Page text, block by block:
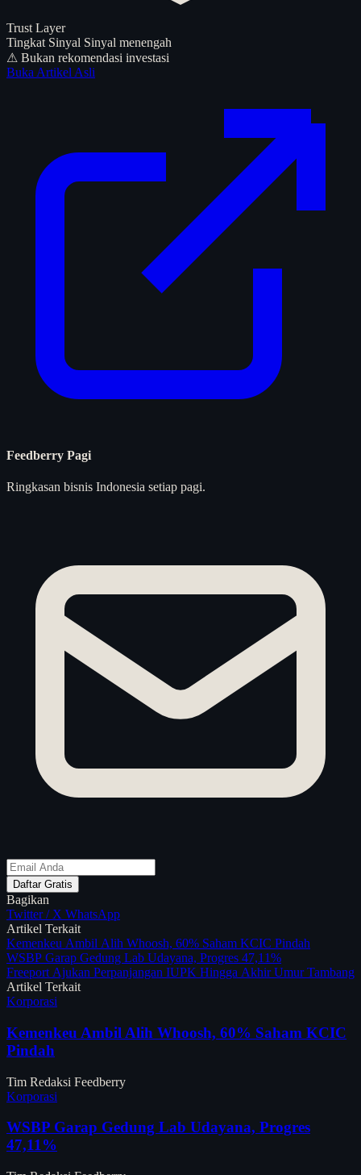
Trust Layer
Tingkat Sinyal Sinyal menengah
⚠ Bukan rekomendasi investasi
Buka Artikel Asli
Feedberry Pagi
Ringkasan bisnis Indonesia setiap pagi.
Daftar Gratis
Bagikan
Twitter / X WhatsApp
Artikel Terkait
Kemenkeu Ambil Alih Whoosh, 60% Saham KCIC Pindah
WSBP Garap Gedung Lab Udayana, Progres 47,11%
Freeport Ajukan Perpanjangan IUPK Hingga Akhir Umur Tambang
Artikel Terkait
Korporasi
Kemenkeu Ambil Alih Whoosh, 60% Saham KCIC
Pindah
Tim Redaksi Feedberry
Korporasi
WSBP Garap Gedung Lab Udayana, Progres
47,11%